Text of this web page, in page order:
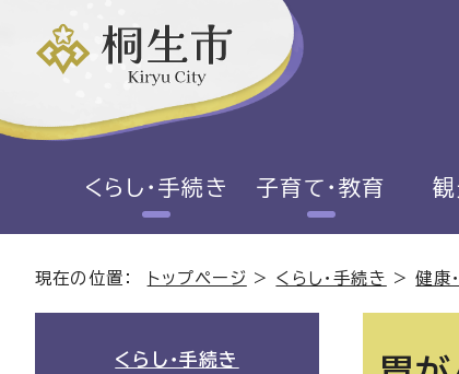
くらし・手続き 子育て・教育 観
現在の位置： トップページ > くらし・手続き >健康
くらし・手続き